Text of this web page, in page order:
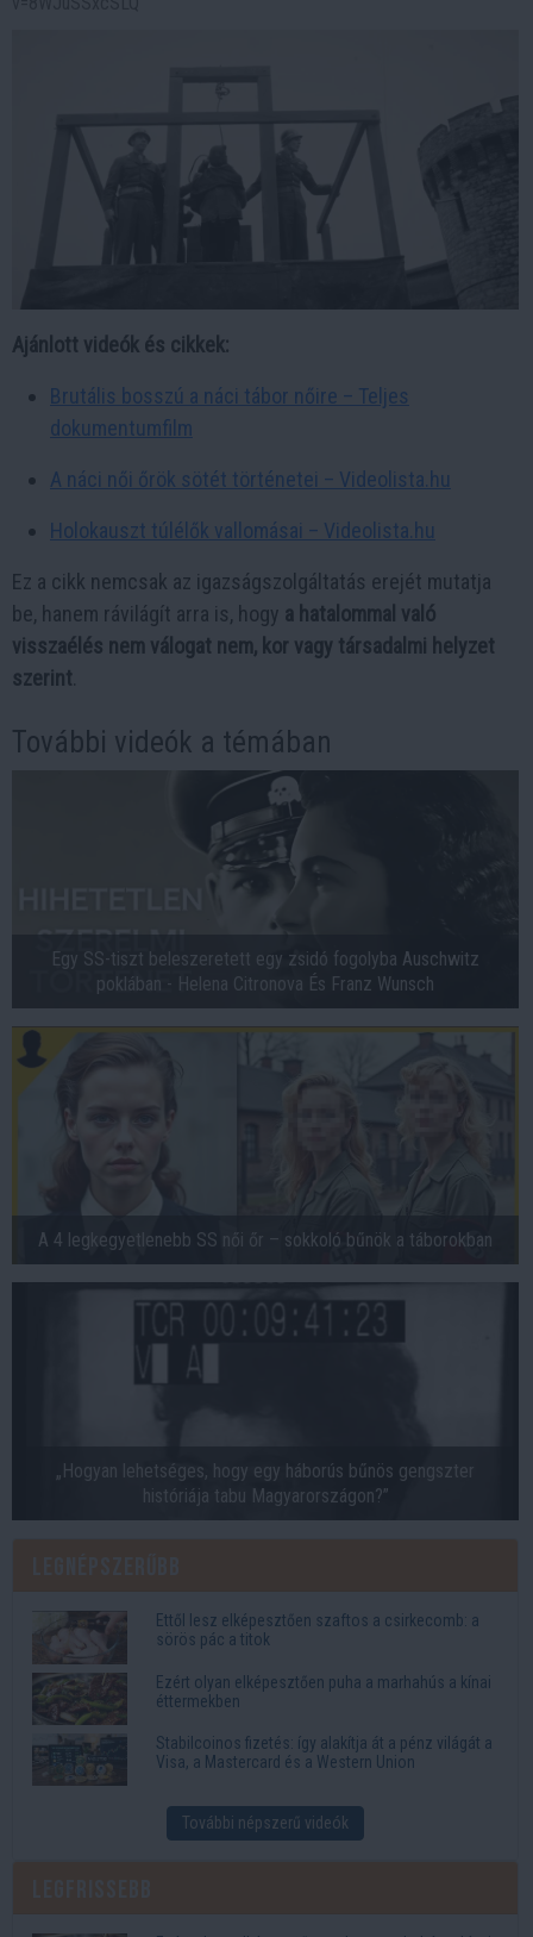
Ajánlott videók és cikkek:
Brutális bosszú a náci tábor nőire – Teljes
dokumentumfilm
A náci női őrök sötét történetei – Videolista.hu
Holokauszt túlélők vallomásai – Videolista.hu
Ez a cikk nemcsak az igazságszolgáltatás erejét mutatja
be, hanem rávilágít arra is, hogy a hatalommal való
visszaélés nem válogat nem, kor vagy társadalmi helyzet
szerint
További videók a témában
Egy SS-tiszt beleszeretett egy zsidó fogolyba Auschwitz
poklában - Helena Citronova És Franz Wunsch
A 4 legkegyetlenebb SS női őr – sokkoló bűnök a táborokban
„Hogyan lehetséges, hogy egy háborús bűnös gengszter
históriája tabu Magyarországon?”
Ettől lesz elképesztően szaftos a csirkecomb: a
sörös pác a titok
Ezért olyan elképesztően puha a marhahús a kínai
éttermekben
Stabilcoinos fizetés: így alakítja át a pénz világát a
Visa, a Mastercard és a Western Union
További népszerű videók